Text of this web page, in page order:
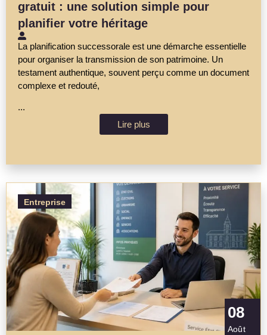
gratuit : une solution simple pour
planifier votre héritage
La planification successorale est une démarche essentielle
pour organiser la transmission de son patrimoine. Un
testament authentique, souvent perçu comme un document
complexe et redouté,
...
Lire plus
Entreprise
08
Août